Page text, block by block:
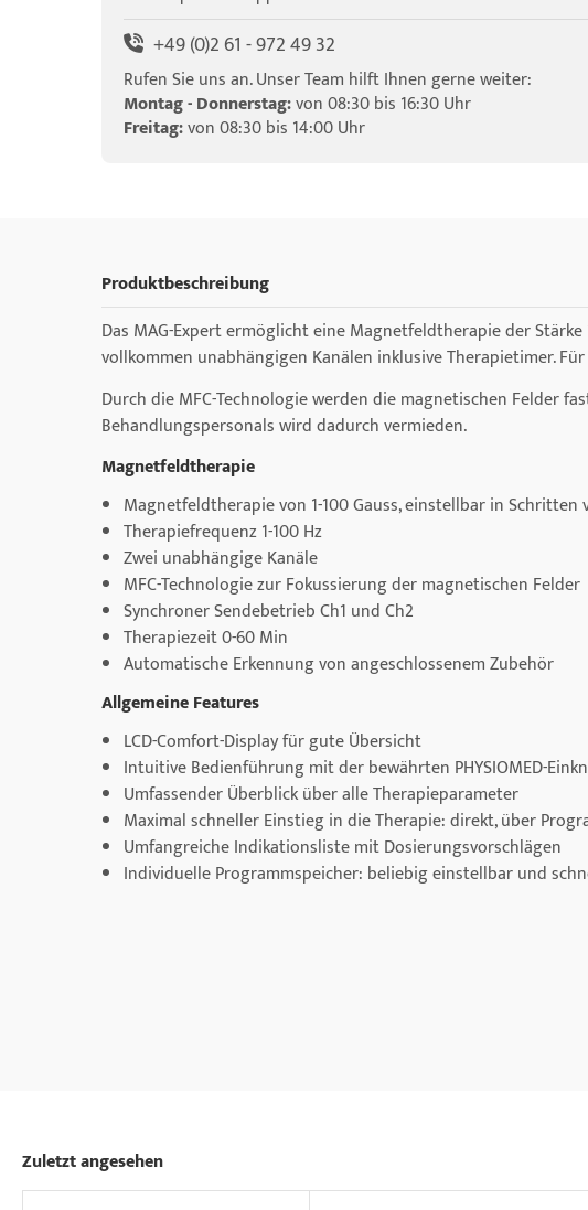
+49 (0)2 61 - 972 49 32
Rufen Sie uns an. Unser Team hilft Ihnen gerne weiter:
Montag - Donnerstag:von 08:30 bis 16:30 Uhr
Freitag:von 08:30 bis 14:00 Uhr
Produktbeschreibung
Das MAG-Expert ermöglicht eine Magnetfeldtherapie der
vollkommen unabhängigen Kanälen inklusive Therapietimer.
Durch die MFC-Technologie werden die magnetischen Felder
Behandlungspersonals wird dadurch vermieden.
Magnetfeldtherapie
Magnetfeldtherapie von 1-100 Gauss, einstellbar in Schritten
Therapiefrequenz 1-100 Hz
Zwei unabhängige Kanäle
MFC-Technologie zur Fokussierung der magnetischen Felder
Synchroner Sendebetrieb Ch1 und Ch2
Therapiezeit 0-60 Min
Automatische Erkennung von angeschlossenem Zubehör
Allgemeine Features
LCD-Comfort-Display für gute Übersicht
Intuitive Bedienführung mit der bewährten PHYSIOMED-
Umfassender Überblick über alle Therapieparameter
Maximal schneller Einstieg in die Therapie: direkt, über
Umfangreiche Indikationsliste mit Dosierungsvorschlägen
Individuelle Programmspeicher: beliebig einstellbar und
Zuletzt angesehen